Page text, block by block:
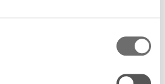
la variante
, rispetto al 18,5% di due
, l’ultimo studio dell’Istituto
BA.4 e BA.5si